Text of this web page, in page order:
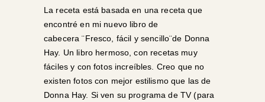
La receta está basada en una receta que
encontré en mi nuevo libro de
cabecera¨Fresco, fácil y sencillo¨de Donna
Hay. Un libro hermoso, con recetas muy
fáciles y con fotos increíbles. Creo que no
existen fotos con mejor estilismo que las de
Donna Hay. Si ven su programa de TV (para